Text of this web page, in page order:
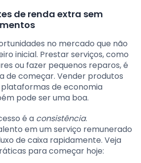
de renda extra sem
no mercado que não
inicial. Prestar serviços, como
ou fazer pequenos reparos, é
de começar. Vender produtos
de economia
pode ser uma boa.
é a consistência.
em um serviço remunerado
de caixa rapidamente. Veja
para começar hoje: